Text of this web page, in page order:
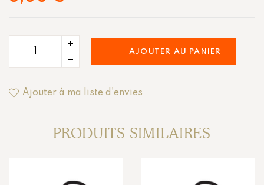
AJOUTER AU PANIER
Ajouter à ma liste d'envies
PRODUITS SIMILAIRES